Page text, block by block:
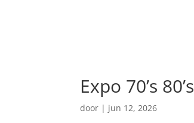
Expo 70’s 80’s
door | jun 12, 2026